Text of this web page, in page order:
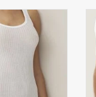
hangen te drogen,
FINE TWISTED,
RICHELIEU
with incredible
mesh: The
in the Richelieu